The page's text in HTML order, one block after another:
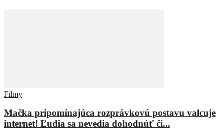
Filmy
Mačka pripomínajúca rozprávkovú postavu valcuje
internet! Ľudia sa nevedia dohodnúť či...